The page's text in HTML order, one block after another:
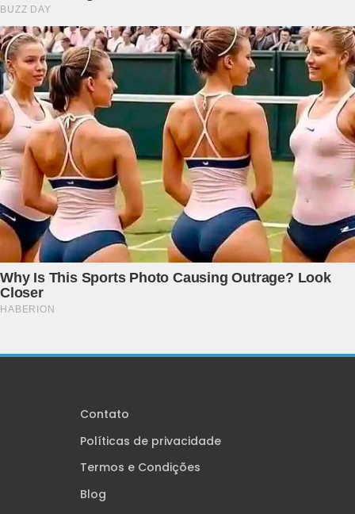
Contato
Políticas de privacidade
Termos e Condições
Blog